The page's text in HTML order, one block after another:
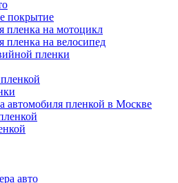
покрытие
пленка на мотоцикл
пленка на велосипед
пленки
автомобиля пленкой в Москве
авто